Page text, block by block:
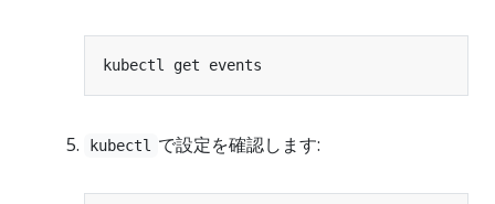
kubectl で設定を確認します: